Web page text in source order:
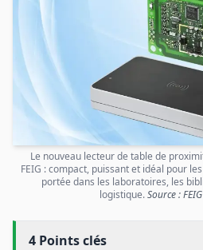
Le nouveau lecteur de table de
FEIG : compact, puissant et idéal pour
portée dans les laboratoires, les
logistique.Source :
4 Points clés